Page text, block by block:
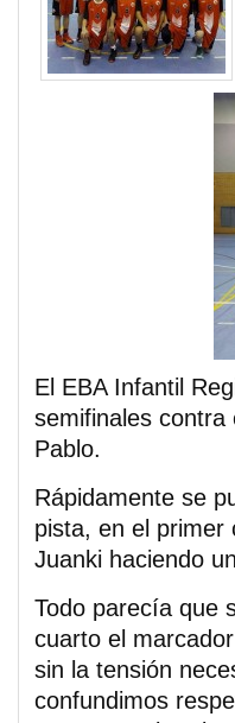
El EBA Infantil
semifinales contra
Pablo.
Rápidamente se
pista, en el primer
Juanki haciendo
Todo parecía que
cuarto el
sin la tensión
confundimos